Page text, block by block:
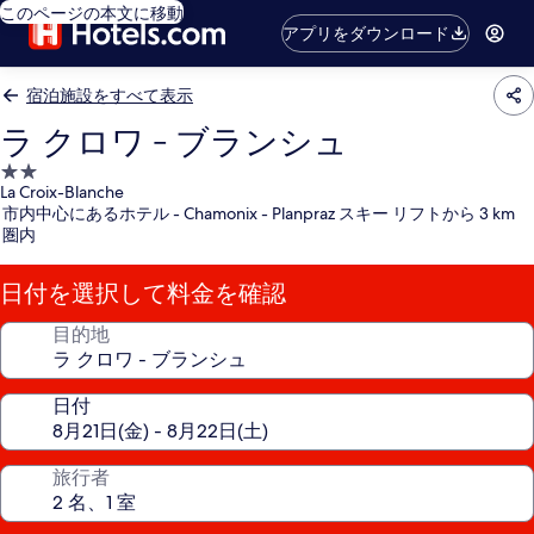
このページの本文に移動
アプリをダウンロード
宿泊施設をすべて表示
ラ クロワ - ブランシュ
2.0
つ
星
宿
泊
施
設
La Croix-Blanche
市内中心にあるホテル - Chamonix - Planpraz スキー リフトから 3 km
圏内
日付を選択して料金を確認
目的地
日付
旅行者